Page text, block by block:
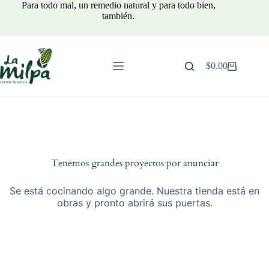
Para todo mal, un remedio natural y para todo bien,
también.
Carro
$0.00
Tenemos grandes proyectos por anunciar
Se está cocinando algo grande. Nuestra tienda está en
obras y pronto abrirá sus puertas.